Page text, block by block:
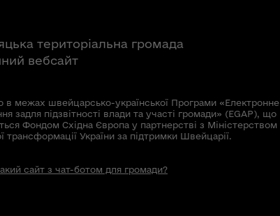
територіальна громада
вебсайт
в межах швейцарсько-української Програми «Електронне
задля підзвітності влади та участі громади» (EGAP), що
Фондом Східна Європа у партнерстві з Міністерством
трансформації України за підтримки Швейцарії.
сайт з чат-ботом для громади?